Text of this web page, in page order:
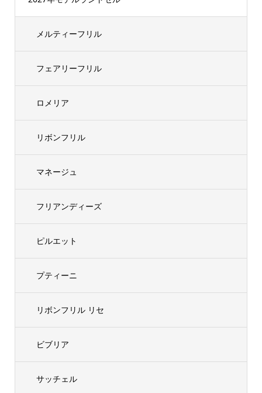
メルティーフリル
フェアリーフリル
ロメリア
リボンフリル
マネージュ
フリアンディーズ
ピルエット
プティーニ
リボンフリル リセ
ビブリア
サッチェル